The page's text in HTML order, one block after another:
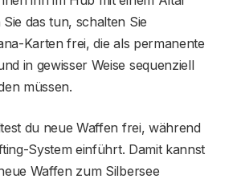
das tun, schalten Sie
Karten frei, die als permanente
in gewisser Weise sequenziell
müssen.
du neue Waffen frei, während
System einführt. Damit kannst
Waffen zum Silbersee